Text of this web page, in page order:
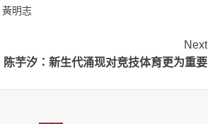
黃明志
Next
陈芋汐：新生代涌现对竞技体育更为重要